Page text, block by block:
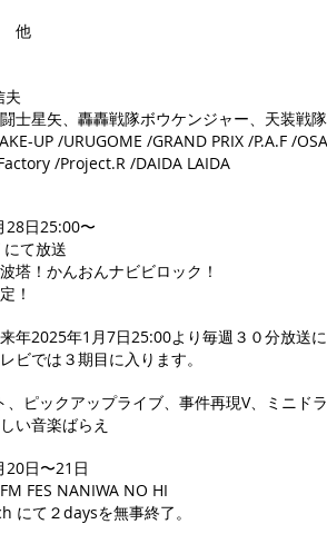
他
夫
闘士星矢、轟轟戦隊ボウケンジャー、天装戦
UP /URUGOME /GRAND PRIX /P.A.F /
/Project.R /DAIDA LAIDA
28日25:00〜
て放送
塔！かんおんナビビロック！
！
年2025年1月7日25:00より毎週３０分放送
ビでは３期目に入ります。
、ピックアップライブ、事件再現V、ミニド
い音楽ばらえ
20日〜21日
FES NANIWA NO HI
にて２daysを無事終了。